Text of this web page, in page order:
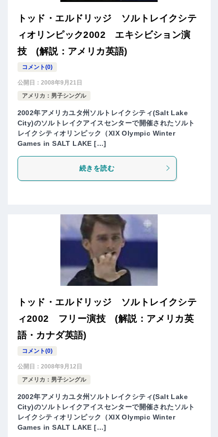
トッド・エルドリッジ ソルトレイクシテ
ィオリンピック2002 エキシビション演
技 (解説：アメリカ英語)
コメント(0)
公開日： 2008年9月21日
アメリカ：男子シングル
2002年アメリカユタ州ソルトレイクシティ(Salt Lake
City)のソルトレイクアイスセンターで開催されたソルト
レイクシティオリンピック（XIX Olympic Winter
Games in SALT LAKE […]
続きを読む
トッド・エルドリッジ ソルトレイクシテ
ィ2002 フリー演技 (解説：アメリカ英
語・カナダ英語)
コメント(0)
公開日： 2008年9月12日
アメリカ：男子シングル
2002年アメリカユタ州ソルトレイクシティ(Salt Lake
City)のソルトレイクアイスセンターで開催されたソルト
レイクシティオリンピック（XIX Olympic Winter
Games in SALT LAKE […]